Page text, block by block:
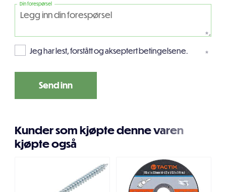
Din forespørsel
*
Jeg har lest, forstått og akseptert betingelsene. *
Kunder som kjøpte denne varen
kjøpte også